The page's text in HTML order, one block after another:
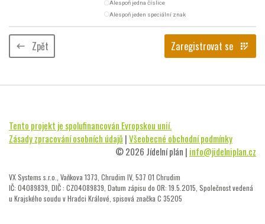
radio_button_uncheckedAlespoň jedna číslice
radio_button_uncheckedAlespoň jeden speciální znak
keyboard_backspace Zpět Zaregistrovat se app_registration
Tento projekt je spolufinancován Evropskou unií.
Zásady zpracování osobních údajů |Všeobecné obchodní podmínky
© 2026 Jídelní plán | info@jidelniplan.cz
VX Systems s.r.o., Vaňkova 1373, Chrudim IV, 537 01 Chrudim
IČ: 04089839, DIČ : CZ04089839, Datum zápisu do OR: 19.5.2015, Společnost vedená
u Krajského soudu v Hradci Králové, spisová značka C 35205